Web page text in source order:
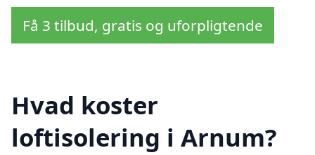
Få 3 tilbud, gratis og uforpligtende
Hvad koster
loftisolering i Arnum?